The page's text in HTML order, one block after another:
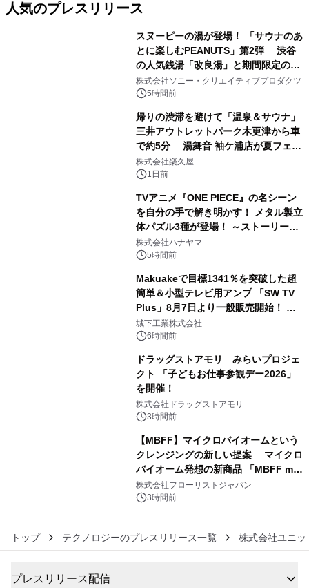
人気のプレスリリース
スヌーピーの湯が登場！ 「サウナのあ
とに楽しむPEANUTS」第2弾 渋谷
の人気銭湯「改良湯」と期間限定のコ
ラボレーション サウナイキタイコラ
ボグッズも発売決定！
株式会社ソニー・クリエイティブプロダクツ
5時間前
帰りの渋滞を避けて「温泉＆サウナ」
三井アウトレットパーク木更津から車
で約5分 湯舞音 袖ケ浦店が夏フェア
メニューを提供
株式会社楽久屋
1日前
TVアニメ『ONE PIECE』の名シーン
を自分の手で解き明かす！ メタル製立
体パズル3種が登場！ ～ストーリーと
ギミックが融合した 大人の体験型パズ
ルが8月7日(金)12時より先行予約受付
株式会社ハナヤマ
5時間前
Makuakeで目標1341％を突破した超
簡単＆小型テレビ用アンプ 「SW TV
Plus」8月7日より一般販売開始！ ケ
ーブル1本つなぐだけ、テレビの音が
ぐっと豊かに
城下工業株式会社
6時間前
ドラッグストアモリ みらいプロジェ
クト 「子どもお仕事参観デー2026」
を開催！
株式会社ドラッグストアモリ
3時間前
【MBFF】マイクロバイオームという
クレンジングの新しい提案 マイクロ
バイオーム発想の新商品 「MBFF mb
クレンジングPRO」を2026年8月6日
発売
株式会社フローリストジャパン
3時間前
トップ テクノロジーのプレスリリース一覧 株式会社ユニッ
プレスリリース配信